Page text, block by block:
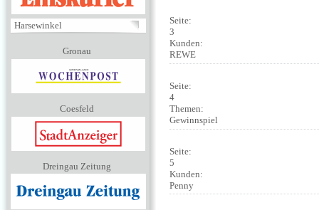
Harsewinkel
Gronau
Coesfeld
Dreingau Zeitung
Seite:
3
Kunden:
REWE
Seite:
4
Themen:
Gewinnspiel
Seite:
5
Kunden:
Penny